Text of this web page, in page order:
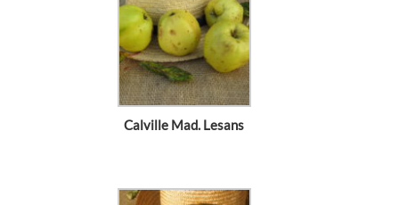
Calville Mad. Lesans